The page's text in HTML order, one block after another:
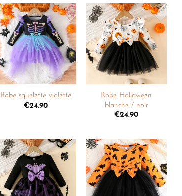
Ajouter
à la
liste de
souhaits
Robe squelette violette
€24.90
Ajouter
à la
liste de
souhaits
Robe Halloween
blanche / noir
€24.90
Ajouter
à la
liste de
souhaits
Ajouter
à la
liste de
souhaits